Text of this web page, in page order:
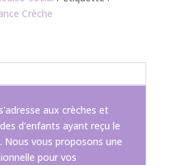
Crèche
aux crèches et
d'enfants ayant reçu le
Nous vous proposons une
pour vos